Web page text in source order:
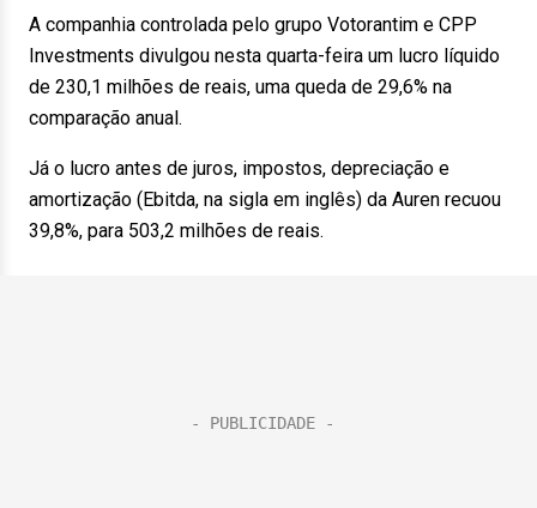
A companhia controlada pelo grupo Votorantim e CPP
Investments divulgou nesta quarta-feira um lucro líquido
de 230,1 milhões de reais, uma queda de 29,6% na
comparação anual.
Já o lucro antes de juros, impostos, depreciação e
amortização (Ebitda, na sigla em inglês) da Auren recuou
39,8%, para 503,2 milhões de reais.